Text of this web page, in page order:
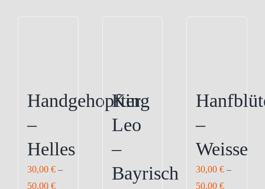
gewählt
Handgehopfter
–
Helles
30,00 € –
50,00 €
King
Leo
–
Bayrisch
–
Weisse
30,00€ –
50,00€